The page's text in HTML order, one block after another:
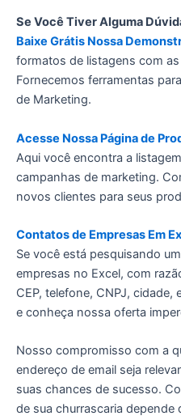
Se Você Tiver Alguma
Baixe Grátis Nossa
formatos de listagens com
Fornecemos ferramentas
de Marketing.
Acesse Nossa Página de
Aqui você encontra a
campanhas de marketing.
novos clientes para seus
Contatos de Empresas Em
Se você está pesquisando
empresas no Excel, com
CEP, telefone, CNPJ,
e conheça nossa oferta
Nosso compromisso com a
endereço de email seja
suas chances de sucesso.
de sua churrascaria depende